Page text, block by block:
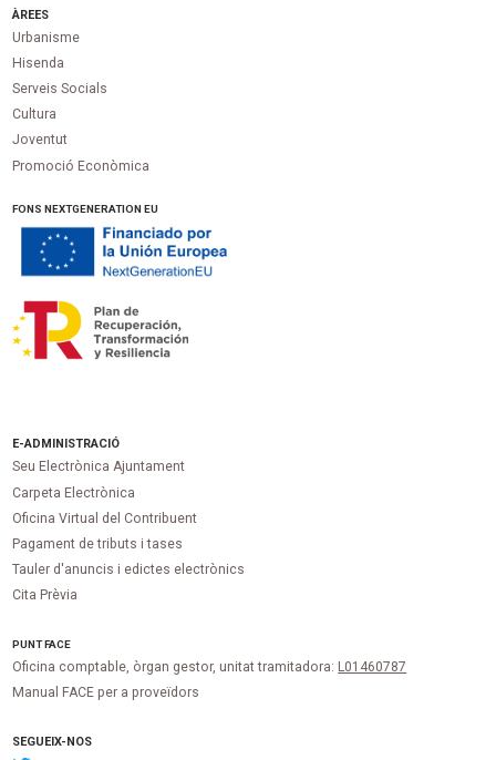
ÀREES
Urbanisme
Hisenda
Serveis Socials
Cultura
Joventut
Promoció Econòmica
FONS NEXTGENERATION EU
E-ADMINISTRACIÓ
Seu Electrònica Ajuntament
Carpeta Electrònica
Oficina Virtual del Contribuent
Pagament de tributs i tases
Tauler d'anuncis i edictes electrònics
Cita Prèvia
PUNTFACE
Oficina comptable, òrgan gestor, unitat tramitadora: L01460787
Manual FACE per a proveïdors
SEGUEIX-NOS